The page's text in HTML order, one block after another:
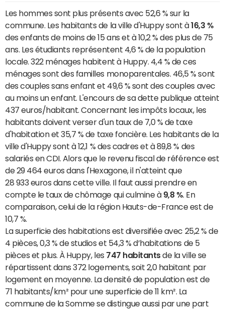
Les hommes sont plus présents avec 52,6 % sur la
commune. Les habitants de la ville d'Huppy sont à16,3 %
des enfants de moins de 15 ans et à 10,2 % des plus de 75
ans. Les étudiants représentent 4,6 % de la population
locale. 322 ménages habitent à Huppy. 4,4 % de ces
ménages sont des familles monoparentales. 46,5 % sont
des couples sans enfant et 49,6 % sont des couples avec
au moins un enfant. L'encours de sa dette publique atteint
437 euros/habitant. Concernant les impôts locaux, les
habitants doivent verser d'un taux de 7,0 % de taxe
d'habitation et 35,7 % de taxe foncière. Les habitants de la
ville d'Huppy sont à 12,1 % des cadres et à 89,8 % des
salariés en CDI. Alors que le revenu fiscal de référence est
de 29 464 euros dans l'Hexagone, il n'atteint que
28 933 euros dans cette ville. Il faut aussi prendre en
compte le taux de chômage qui culmine à 9,8 %. En
comparaison, celui de la région Hauts-de-France est de
10,7 %.
La superficie des habitations est diversifiée avec 25,2 % de
4 pièces, 0,3 % de studios et 54,3 % d’habitations de 5
pièces et plus. À Huppy, les 747 habitantsde la ville se
répartissent dans 372 logements, soit 2,0 habitant par
logement en moyenne. La densité de population est de
71 habitants/km² pour une superficie de 11 km². La
commune de la Somme se distingue aussi par une part